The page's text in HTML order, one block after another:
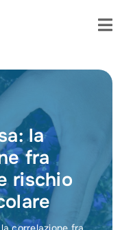
la
fra
rischio